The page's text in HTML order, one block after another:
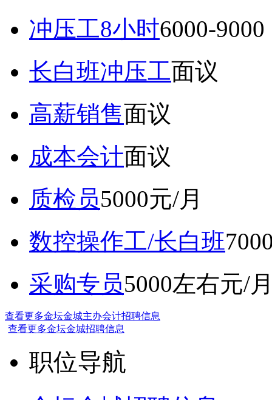
冲压工8小时6000-
长白班冲压工面议
高薪销售面议
成本会计面议
质检员5000元/月
数控操作工/长白班
采购专员5000左右元/
查看更多金坛金城主办会计招聘信息
查看更多金坛金城招聘信息
职位导航